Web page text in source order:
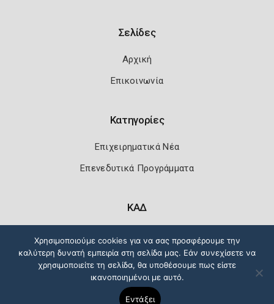
Σελίδες
Αρχική
Επικοινωνία
Κατηγορίες
Επιχειρηματικά Νέα
Επενεδυτικά Προγράμματα
ΚΑΔ
Πολιτική Ασφάλειας Όροι Χρήσης
Χρησιμοποιούμε cookies για να σας προσφέρουμε την
καλύτερη δυνατή εμπειρία στη σελίδα μας. Εάν συνεχίσετε να
χρησιμοποιείτε τη σελίδα, θα υποθέσουμε πως είστε
ικανοποιημένοι με αυτό.
Εντάξει